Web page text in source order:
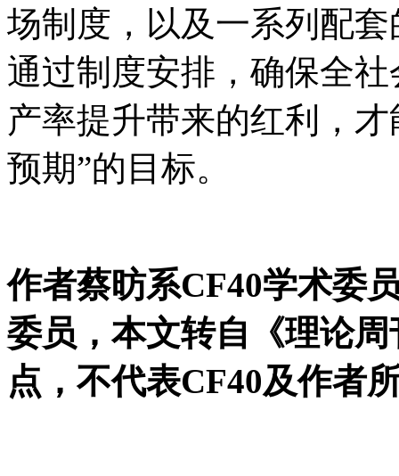
场制度，以及一系列配
通过制度安排，确保全
产率提升带来的红利，
预期”的目标。
作者蔡昉系CF40学术委
委员，本文转自《理论
点，不代表CF40及作者